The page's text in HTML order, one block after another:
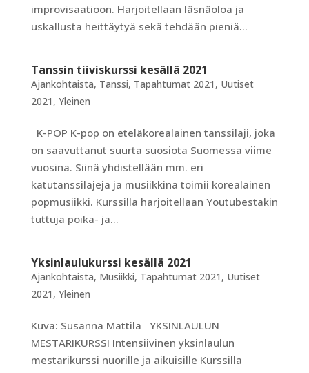
improvisaatioon. Harjoitellaan läsnäoloa ja
uskallusta heittäytyä sekä tehdään pieniä...
Tanssin tiiviskurssi kesällä 2021
Ajankohtaista, Tanssi, Tapahtumat 2021 , Uutiset
2021 , Yleinen
K-POP K-pop on eteläkorealainen tanssilaji, joka
on saavuttanut suurta suosiota Suomessa viime
vuosina. Siinä yhdistellään mm. eri
katutanssilajeja ja musiikkina toimii korealainen
popmusiikki. Kurssilla harjoitellaan Youtubestakin
tuttuja poika- ja...
Yksinlaulukurssi kesällä 2021
Ajankohtaista, Musiikki, Tapahtumat 2021 , Uutiset
2021 , Yleinen
Kuva: Susanna Mattila YKSINLAULUN
MESTARIKURSSI Intensiivinen yksinlaulun
mestarikurssi nuorille ja aikuisille Kurssilla